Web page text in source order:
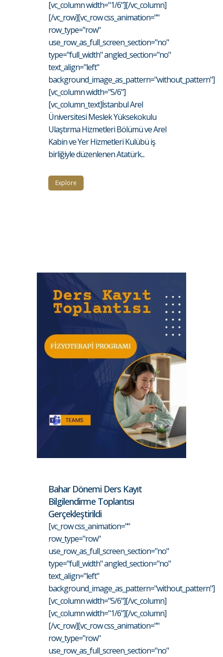
[vc_column width="1/6"][/vc_column]
[/vc_row][vc_row css_animation=""
row_type="row"
use_row_as_full_screen_section="no"
type="full_width" angled_section="no"
text_align="left"
background_image_as_pattern="without_pattern"]
[vc_column width="5/6"]
[vc_column_text]İstanbul Arel
Üniversitesi Meslek Yüksekokulu
Ulaştırma Hizmetleri Bölümü ve Arel
Kabin ve Yer Hizmetleri Kulübü iş
birliğiyle düzenlenen Atatürk...
Explore
Bahar Dönemi Ders Kayıt
Bilgilendirme Toplantısı
Gerçekleştirildi
[vc_row css_animation=""
row_type="row"
use_row_as_full_screen_section="no"
type="full_width" angled_section="no"
text_align="left"
background_image_as_pattern="without_pattern"]
[vc_column width="5/6"][/vc_column]
[vc_column width="1/6"][/vc_column]
[/vc_row][vc_row css_animation=""
row_type="row"
use_row_as_full_screen_section="no"